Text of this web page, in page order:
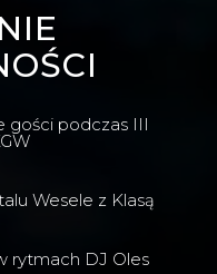
gości podczas III
Wesele z Klasą
rytmach DJ Oles